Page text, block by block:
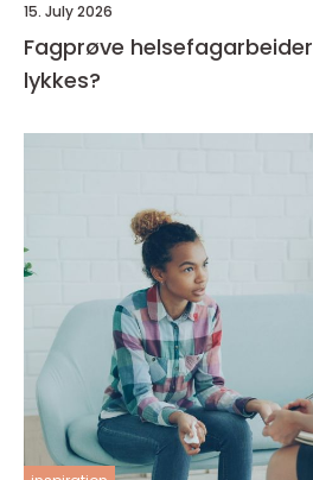
15. July 2026
Fagprøve helsefagarbeider hva kreves for å
lykkes?